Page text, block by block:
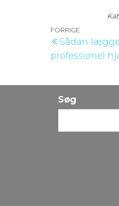
Forrige
indlæg
FORRIGE
Sådan
professionel
Søg